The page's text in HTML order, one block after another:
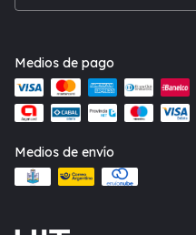
Medios de pago
Medios de envío